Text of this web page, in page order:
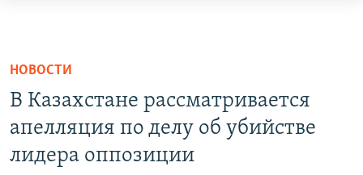
упрощенного
доступа
основному
ПОДКАСТЫ
АВТОРСКИЕ ПРОЕКТЫ
ЦИТАТЫ СВОБОДЫ
МНЕНИЯ
НОВОСТИ
В Казахстане рассматривается
апелляция по делу об убийстве
лидера оппозиции